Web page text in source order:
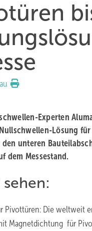
Experten
Lösung
unteren
dem Messestand.
Pivottüren: Die weltweit
Magnetdichtung für